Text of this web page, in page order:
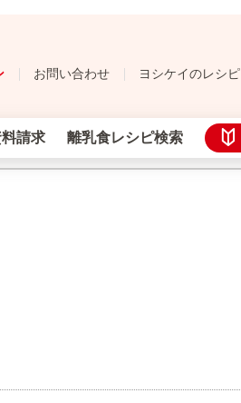
お問い合わせ ヨシケイのレシピ
請求 離乳食レシピ検索